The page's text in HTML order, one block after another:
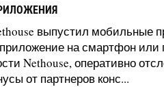
выпустил мобильные
на смартфон или
Nethouse, оперативно
от партнеров конс...